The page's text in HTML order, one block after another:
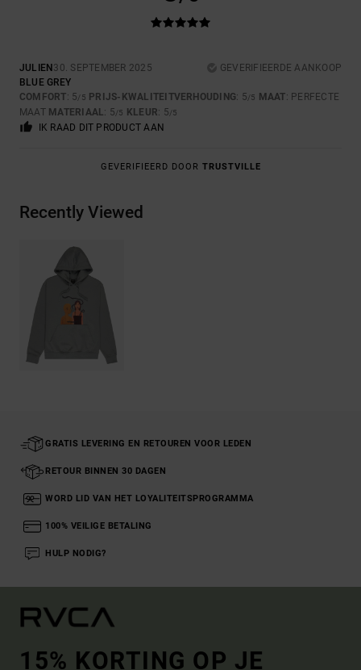
JULIEN 30. SEPTEMBER 2025
GEVERIFIEERDE AANKOOP
BLUE GREY
COMFORT: 5/5 PRIJS-KWALITEITVERHOUDING: 5/5 MAAT: PERFECTE
MAAT MATERIAAL: 5/5 KLEUR: 5/5
IK RAAD DIT PRODUCT AAN
GEVERIFIEERD DOOR TRUSTVILLE
Recently Viewed
GRATIS LEVERING EN RETOUREN VOOR LEDEN
RETOUR BINNEN 30 DAGEN
WORD LID VAN HET LOYALITEITSPROGRAMMA
100% VEILIGE BETALING
HULP NODIG?
15% KORTING OP JE